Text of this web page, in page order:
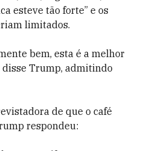
esteve tão forte” e os
limitados.
bem, esta é a melhor
disse Trump, admitindo
de que o café
respondeu: